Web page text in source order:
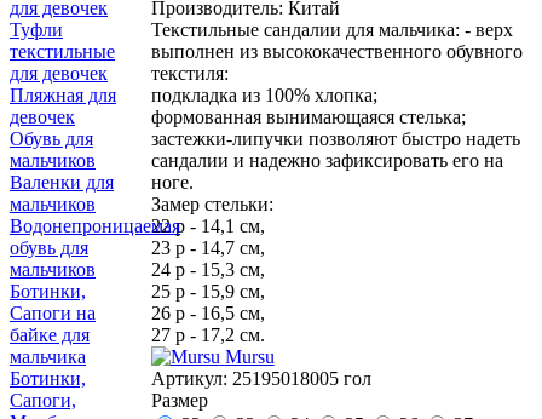
Производитель: Китай
Текстильные сандалии для мальчика: - верх
выполнен из высококачественного обувного
текстиля:
подкладка из 100% хлопка;
формованная вынимающаяся стелька;
застежки-липучки позволяют быстро надеть
сандалии и надежно зафиксировать его на
ноге.
Замер стельки:
22 р - 14,1 см,
23 р - 14,7 см,
24 р - 15,3 см,
25 р - 15,9 см,
26 р - 16,5 см,
27 р - 17,2 см.
Mursu
Артикул: 25195018005 гол
Размер
для девочек
Туфли
текстильные
для девочек
Пляжная для
девочек
Обувь для
мальчиков
Валенки для
мальчиков
Водонепроницаемая
обувь для
мальчиков
Ботинки,
Сапоги на
байке для
мальчика
Ботинки,
Сапоги,